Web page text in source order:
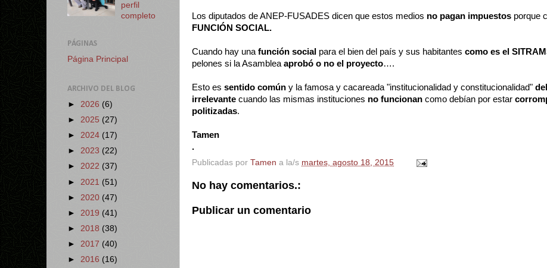
Los diputados de ANEP-FUSADES dicen que estos medios no pagan impuestos porque
FUNCIÓN SOCIAL.
Cuando hay una función social para el bien del país y sus habitantes como es el
pelones si la Asamblea aprobó o no el proyecto….
Esto es sentido común y la famosa y cacareada "institucionalidad y constitucionalidad"
irrelevante cuando las mismas instituciones no funcionan como debían por estar
politizadas.
Tamen
.
Publicadas por Tamen a la/s martes, agosto 18, 2015
No hay comentarios.:
Publicar un comentario
perfil
completo
PÁGINAS
Página Principal
ARCHIVO DEL BLOG
► 2026 (6)
► 2025 (27)
► 2024 (17)
► 2023 (22)
► 2022 (37)
► 2021 (51)
► 2020 (47)
► 2019 (41)
► 2018 (38)
► 2017 (40)
► 2016 (16)